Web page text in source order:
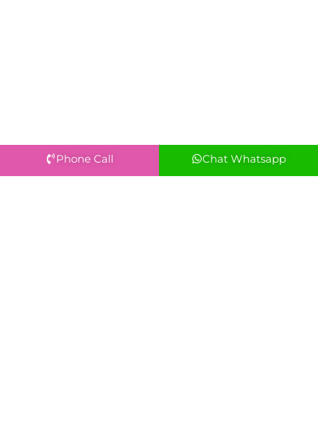
Phone Call Chat Whatsapp